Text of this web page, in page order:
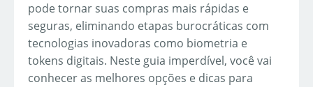
pode tornar suas compras mais rápidas e
seguras, eliminando etapas burocráticas com
tecnologias inovadoras como biometria e
tokens digitais. Neste guia imperdível, você vai
conhecer as melhores opções e dicas para